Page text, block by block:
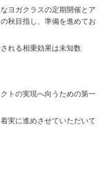
ヨガクラスの定期開催とア
秋目指し、準備を進めてお
れる相乗効果は未知数
トの実現へ向うための第一
実に進めさせていただいて